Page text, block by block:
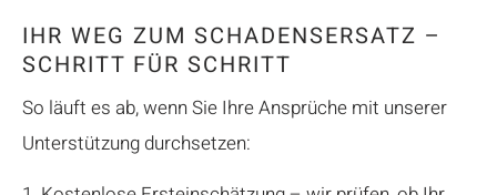
IHR WEG ZUM SCHADENSERSATZ –
SCHRITT FÜR SCHRITT
So läuft es ab, wenn Sie Ihre Ansprüche mit unserer
Unterstützung durchsetzen: